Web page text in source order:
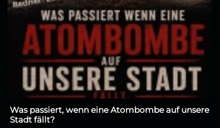
Was passiert, wenn eine Atombombe auf unsere
Stadt fällt?